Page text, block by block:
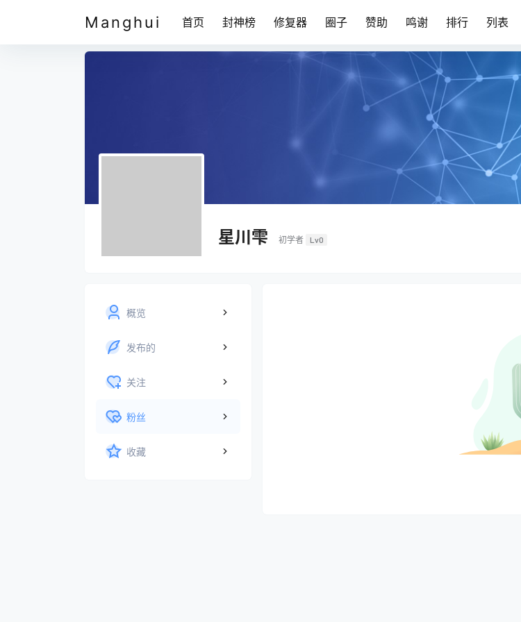
Manghui 首页 封神榜 修复器 圈子 赞助 鸣谢 排行 列表
星川雫 初学者 Lv0
概览
发布的
关注
粉丝
收藏